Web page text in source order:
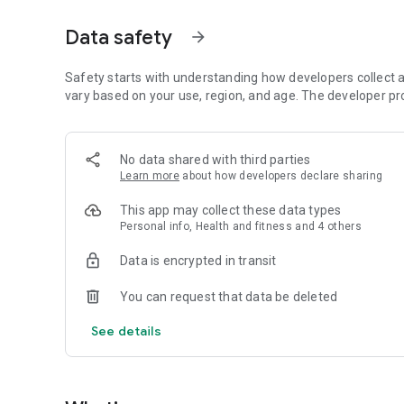
Uzman Ebe Desteği: Ferzan Ebe’nin profesyonel
Kapsamlı Rehberler: Doğum çantası listesinden bebek
🚀 Öne Çıkan Özellikler:
🗓️ Gebelik Takvimi: Bebeğinizin haftasını ve gelişimini
👶 Hafta Hafta Bebek Gelişimi: Bebeğinizin o hafta ne
Data safety arrow_forward
Safety starts with understanding how developers collect
vary based on your use, region, and age. The developer
No data shared with third parties
Learn more about how developers declare sharing
This app may collect these data types
Personal info, Health and fitness and 4 others
Data is encrypted in transit
You can request that data be deleted
See details